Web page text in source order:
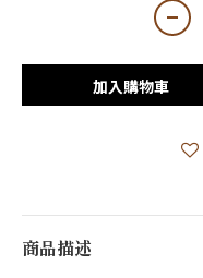
加入購物車
商品描述